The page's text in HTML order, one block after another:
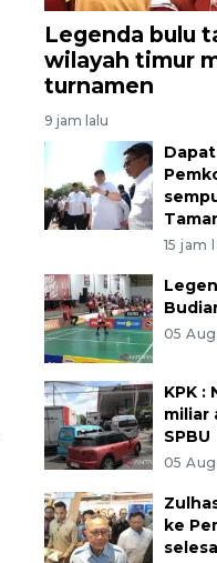
Legenda bulu
wilayah timur
turnamen
9 jam lalu
15 jam
05
KPK :
miliar
SPBU
05
ke